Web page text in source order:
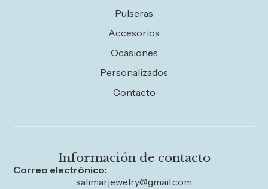
Pulseras
Accesorios
Ocasiones
Personalizados
Contacto
Información de contacto
Correo electrónico:
salimarjewelry@gmail.com